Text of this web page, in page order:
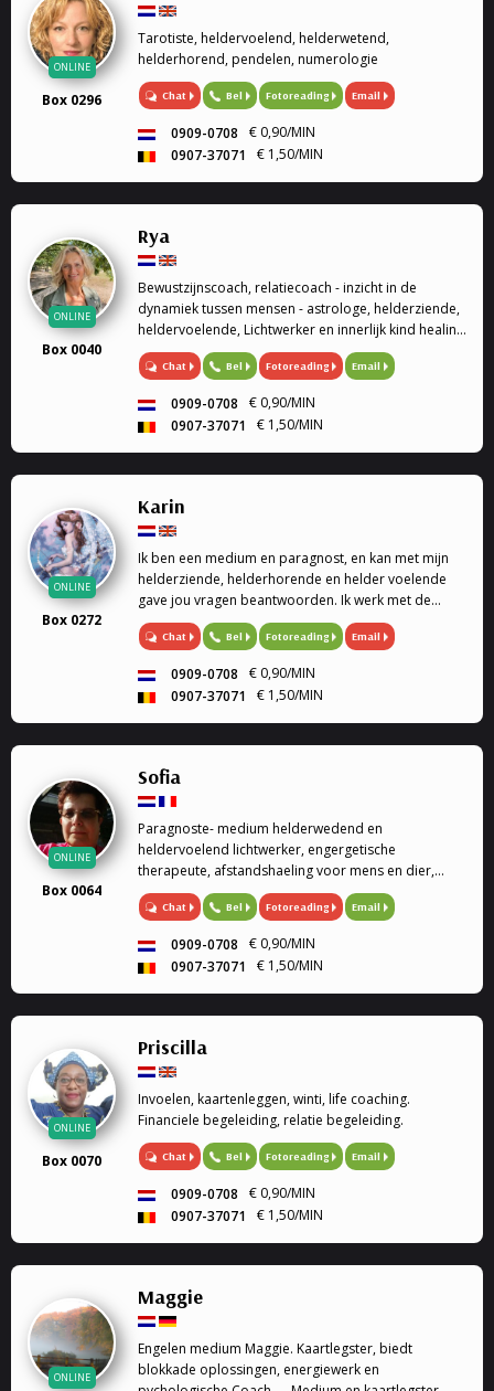
ONLINE
Box 0296
Tarotiste, heldervoelend, helderwetend,
helderhorend, pendelen, numerologie
Chat Bel Fotoreading Email
0909-0708
€ 0,90/MIN
0907-37071
€ 1,50/MIN
ONLINE
Box 0040
Rya
Bewustzijnscoach, relatiecoach - inzicht in de
dynamiek tussen mensen - astrologe, helderziende,
heldervoelende, Lichtwerker en innerlijk kind healing
/ healing op afstand.
Chat Bel Fotoreading Email
0909-0708
€ 0,90/MIN
0907-37071
€ 1,50/MIN
ONLINE
Box 0272
Karin
Ik ben een medium en paragnost, en kan met mijn
helderziende, helderhorende en helder voelende
gave jou vragen beantwoorden. Ik werk met de
engelen kaarten en geef engelen readings en
healing. Mijn specialiteit is tweeling zielen, en liefde.
Chat Bel Fotoreading Email
0909-0708
€ 0,90/MIN
0907-37071
€ 1,50/MIN
ONLINE
Box 0064
Sofia
Paragnoste- medium helderwedend en
heldervoelend lichtwerker, engergetische
therapeute, afstandshaeling voor mens en dier,
rouwverwerking, Ik ben een geboren lichtwerker,
heldervoelend en helderwedend, voel in op de
medium, energetische therapeute, reconnective
healing, afstandshealing voor mens en dier, bij elk
gesprek krijg je een healing door de trillingen van
mijn stem. Rouwverwerking, geen enkele vraag is me
vreemd. Ik werk met gidsen en de engelentherapie.
Ik kan ook de engelenkaarten voor je leggen. Liefs
Sofia
Chat Bel Fotoreading Email
0909-0708
€ 0,90/MIN
0907-37071
€ 1,50/MIN
ONLINE
Box 0070
Priscilla
Invoelen, kaartenleggen, winti, life coaching.
Financiele begeleiding, relatie begeleiding.
Chat Bel Fotoreading Email
0909-0708
€ 0,90/MIN
0907-37071
€ 1,50/MIN
ONLINE
Maggie
Engelen medium Maggie. Kaartlegster, biedt
blokkade oplossingen, energiewerk en